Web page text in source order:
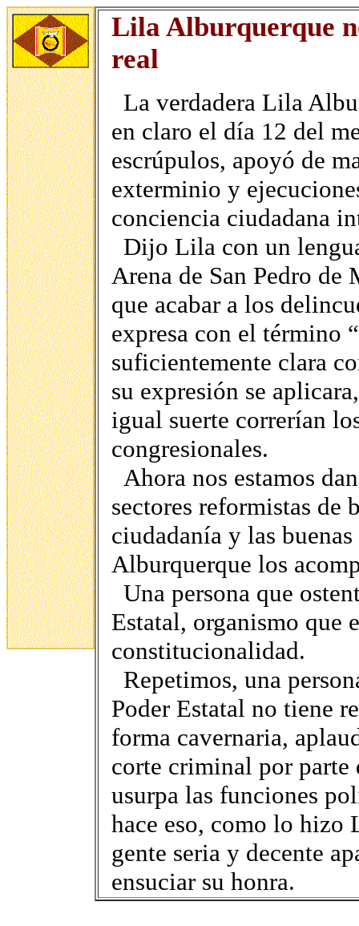
Lila Alburquerque
real
La verdadera Lila
en claro el día 12 del
escrúpulos, apoyó de
exterminio y
conciencia ciudadana
Dijo Lila con un
Arena de San Pedro
que acabar a los
expresa con el término
suficientemente clara
su expresión se
igual suerte correrían
congresionales.
Ahora nos estamos
sectores reformistas de
ciudadanía y las
Alburquerque los
Una persona que
Estatal, organismo que
constitucionalidad.
Repetimos, una
Poder Estatal no tiene
forma cavernaria,
corte criminal por parte
usurpa las funciones
hace eso, como lo hizo
gente seria y decente
ensuciar su honra.